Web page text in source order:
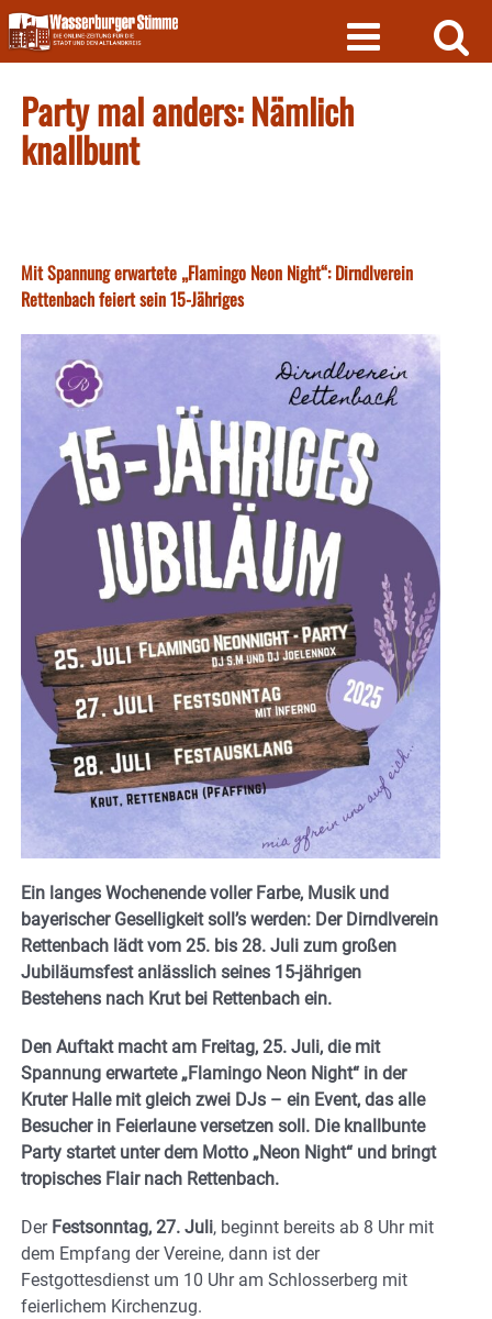
Skip
to
content
Party mal anders: Nämlich
knallbunt
Mit Spannung erwartete „Flamingo Neon Night“: Dirndlverein
Rettenbach feiert sein 15-Jähriges
Ein langes Wochenende voller Farbe, Musik und
bayerischer Geselligkeit soll’s werden: Der Dirndlverein
Rettenbach lädt vom 25. bis 28. Juli zum großen
Jubiläumsfest anlässlich seines 15-jährigen
Bestehens nach Krut bei Rettenbach ein.
Den Auftakt macht am Freitag, 25. Juli, die mit
Spannung erwartete „Flamingo Neon Night“ in der
Kruter Halle mit gleich zwei DJs – ein Event, das alle
Besucher in Feierlaune versetzen soll. Die knallbunte
Party startet unter dem Motto „Neon Night“ und bringt
tropisches Flair nach Rettenbach.
Der Festsonntag, 27. Juli, beginnt bereits ab 8 Uhr mit
dem Empfang der Vereine, dann ist der
Festgottesdienst um 10 Uhr am Schlosserberg mit
feierlichem Kirchenzug.